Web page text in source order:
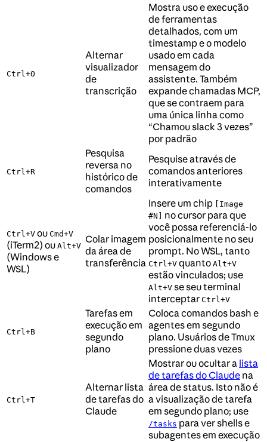
Ctrl+O
Alternar
visualizador
de
transcrição
Mostra uso e execução
de ferramentas
detalhados, com um
timestamp e o modelo
usado em cada
mensagem do
assistente. Também
expande chamadas MCP,
que se contraem para
uma única linha como
“Chamou slack 3 vezes”
por padrão
Ctrl+R
Pesquisa
reversa no
histórico de
comandos
Pesquise através de
comandos anteriores
interativamente
Ctrl+V ou Cmd+V
(iTerm2) ou Alt+V
(Windows e
WSL)
Colar imagem
da área de
transferência
Insere um chip [Image
#N] no cursor para que
você possa referenciá-lo
posicionalmente no seu
prompt. No WSL, tanto
Ctrl+V quanto Alt+V
estão vinculados; use
Alt+V se seu terminal
interceptar Ctrl+V
Ctrl+B
Tarefas em
execução em
segundo
plano
Coloca comandos bash e
agentes em segundo
plano. Usuários de Tmux
pressione duas vezes
Ctrl+T
Alternar lista
de tarefas do
Claude
Mostrar ou ocultar a lista
de tarefas do Claude na
área de status. Isto não é
a visualização de tarefa
em segundo plano; use
/tasks para ver shells e
subagentes em execução